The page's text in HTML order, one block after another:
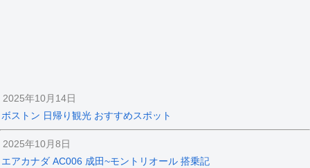
2025年10月14日
ボストン 日帰り観光 おすすめスポット
2025年10月8日
エアカナダ AC006 成田~モントリオール 搭乗記